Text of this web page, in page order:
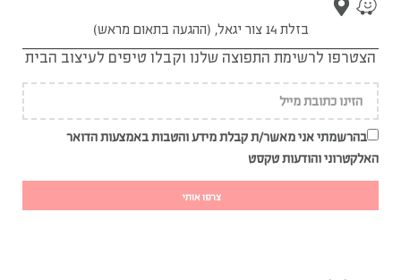
בזלת 14 צור יגאל, (ההגעה בתאום מראש)
הצטרפו לרשימת התפוצה שלנו וקבלו טיפים לעיצוב הבית
בהרשמתי אני מאשר/ת קבלת מידע והטבות באמצעות הדואר
האלקטרוני והודעות טקסט
צרפו אותי